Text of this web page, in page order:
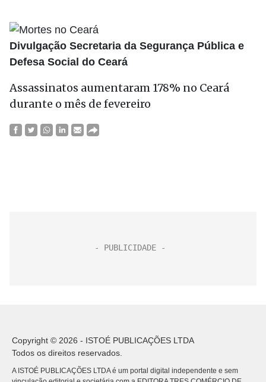
Divulgação Secretaria da Segurança Pública e
Defesa Social do Ceará
Assassinatos aumentaram 178% no Ceará
durante o mês de fevereiro
Copyright © 2026 - ISTOÉ PUBLICAÇÕES LTDA
Todos os direitos reservados.
A ISTOÉ PUBLICAÇÕES LTDA é um portal digital independente e sem